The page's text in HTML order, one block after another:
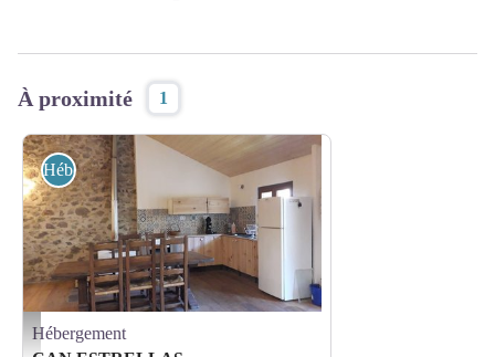
À proximité 1
Salle à manger - Can estrellas
Hébergement
Hébergement